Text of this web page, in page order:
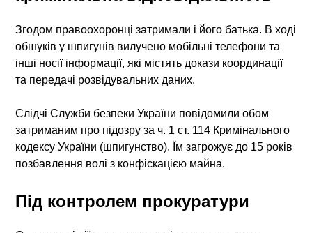
Згодом правоохоронці затримали і його батька. В ході
обшуків у шпигунів вилучено мобільні телефони та
інші носії інформації, які містять докази координації
та передачі розвідувальних даних.
Слідчі Служби безпеки України повідомили обом
затриманим про підозру за ч. 1 ст. 114 Кримінального
кодексу України (шпигунство). Їм загрожує до 15 років
позбавлення волі з конфіскацією майна.
Під контролем прокуратури